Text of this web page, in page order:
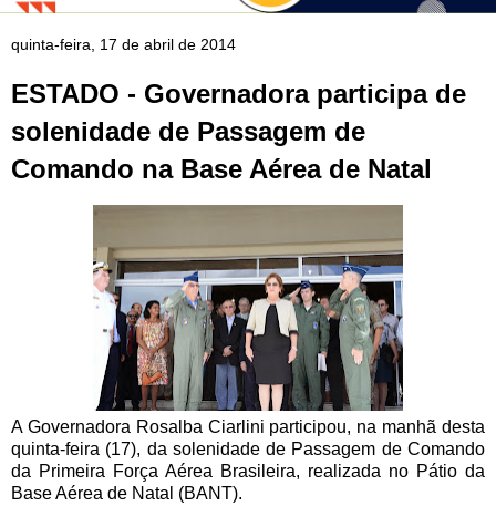
quinta-feira, 17 de abril de 2014
ESTADO - Governadora participa de
solenidade de Passagem de
Comando na Base Aérea de Natal
A Governadora Rosalba Ciarlini participou, na manhã desta
quinta-feira (17), da solenidade de Passagem de Comando
da Primeira Força Aérea Brasileira, realizada no Pátio da
Base Aérea de Natal (BANT).